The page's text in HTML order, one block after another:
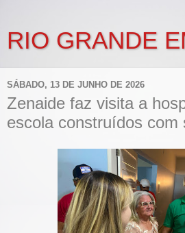
RIO GRANDE
SÁBADO, 13 DE JUNHO DE 2026
Zenaide faz visita a
escola construídos com